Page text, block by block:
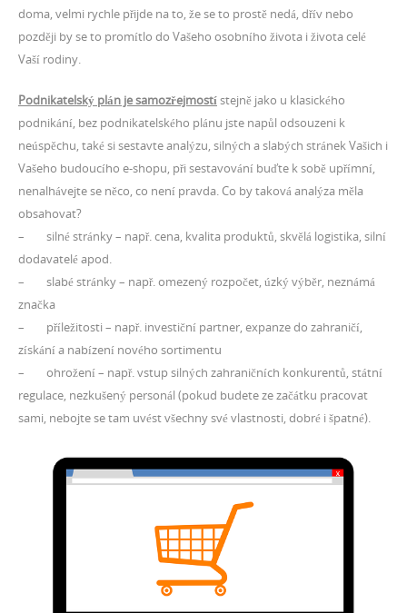
doma, velmi rychle přijde na to, že se to prostě nedá, dřív nebo
později by se to promítlo do Vašeho osobního života i života celé
Vaší rodiny.
Podnikatelský plán je samozřejmostístejně jako u klasického
podnikání, bez podnikatelského plánu jste napůl odsouzeni k
neúspěchu, také si sestavte analýzu, silných a slabých stránek Vašich i
Vašeho budoucího e-shopu, při sestavování buďte k sobě upřímní,
nenalhávejte se něco, co není pravda. Co by taková analýza měla
obsahovat?
– silné stránky – např. cena, kvalita produktů, skvělá logistika, silní
dodavatelé apod.
– slabé stránky – např. omezený rozpočet, úzký výběr, neznámá
značka
– příležitosti – např. investiční partner, expanze do zahraničí,
získání a nabízení nového sortimentu
– ohrožení – např. vstup silných zahraničních konkurentů, státní
regulace, nezkušený personál (pokud budete ze začátku pracovat
sami, nebojte se tam uvést všechny své vlastnosti, dobré i špatné).